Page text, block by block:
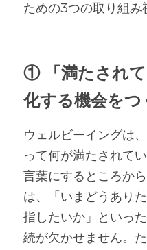
ための3つの取り組み
① 「満たされ
化する機会をつ
ウェルビーイングは
って何が満たされて
言葉にするところか
は、「いまどうあり
指したいか」といっ
続が欠かせません。